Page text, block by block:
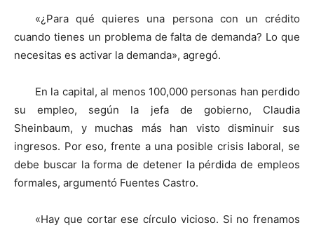
«¿Para qué quieres una persona con un crédito
cuando tienes un problema de falta de demanda? Lo que
necesitas es activar la demanda», agregó.
En la capital, al menos 100,000 personas han perdido
su empleo, según la jefa de gobierno, Claudia
Sheinbaum, y muchas más han visto disminuir sus
ingresos. Por eso, frente a una posible crisis laboral, se
debe buscar la forma de detener la pérdida de empleos
formales, argumentó Fuentes Castro.
«Hay que cortar ese círculo vicioso. Si no frenamos